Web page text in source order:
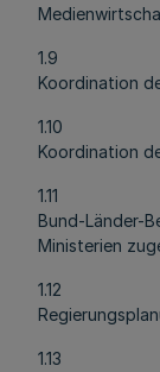
1.9
Koordination
1.10
Koordination
1.11
Bund-Länder-
Ministerien
1.12
1.13